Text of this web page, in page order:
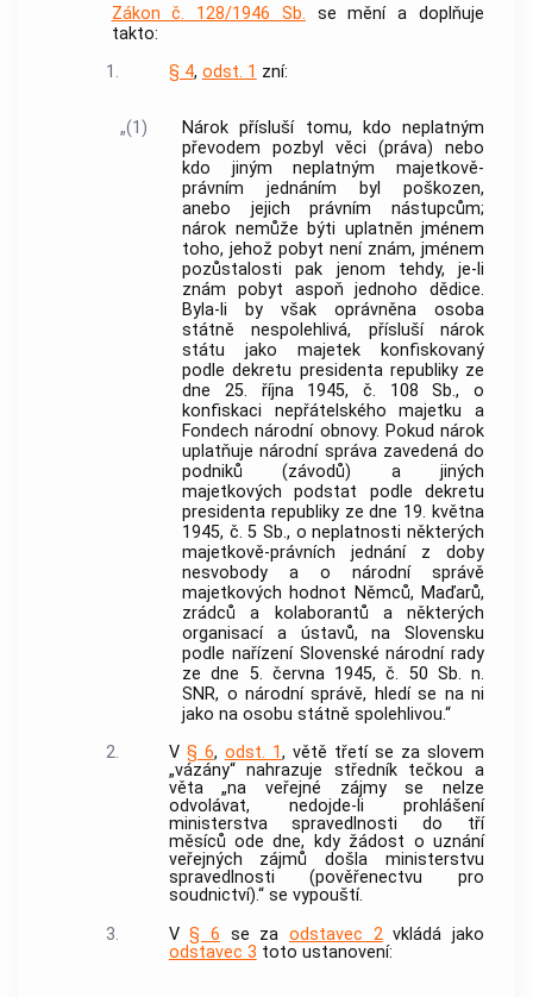
Zákon č. 128/1946 Sb. se mění a doplňuje
takto:
1.
§ 4, odst. 1 zní:
„(1)
Nárok přísluší tomu, kdo neplatným
převodem pozbyl věci (práva) nebo
kdo jiným neplatným majetkově-
právním jednáním byl poškozen,
anebo jejich právním nástupcům;
nárok nemůže býti uplatněn jménem
toho, jehož pobyt není znám, jménem
pozůstalosti pak jenom tehdy, je-li
znám pobyt aspoň jednoho dědice.
Byla-li by však oprávněna osoba
státně nespolehlivá, přísluší nárok
státu jako majetek konfiskovaný
podle dekretu presidenta republiky ze
dne 25. října 1945, č. 108 Sb., o
konfiskaci nepřátelského majetku a
Fondech národní obnovy. Pokud nárok
uplatňuje národní správa zavedená do
podniků (závodů) a jiných
majetkových podstat podle dekretu
presidenta republiky ze dne 19. května
1945, č. 5 Sb., o neplatnosti některých
majetkově-právních jednání z doby
nesvobody a o národní správě
majetkových hodnot Němců, Maďarů,
zrádců a kolaborantů a některých
organisací a ústavů, na Slovensku
podle nařízení Slovenské národní rady
ze dne 5. června 1945, č. 50 Sb. n.
SNR, o národní správě, hledí se na ni
jako na osobu státně spolehlivou.“
2.
V § 6, odst. 1, větě třetí se za slovem
„vázány“ nahrazuje středník tečkou a
věta „na veřejné zájmy se nelze
odvolávat, nedojde-li prohlášení
ministerstva spravedlnosti do tří
měsíců ode dne, kdy žádost o uznání
veřejných zájmů došla ministerstvu
spravedlnosti (pověřenectvu pro
soudnictví).“ se vypouští.
3.
V§ 6 se zaodstavec 2vkládá jako
odstavec 3 toto ustanovení: